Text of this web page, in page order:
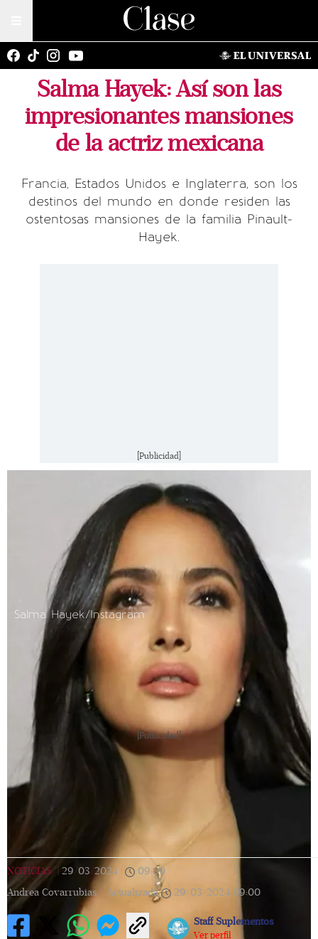
Salma Hayek: Así son las
impresionantes mansiones
de la actriz mexicana
Francia, Estados Unidos e Inglaterra, son los
destinos del mundo en donde residen las
ostentosas mansiones de la familia Pinault-
Hayek.
[Publicidad]
Salma Hayek/Instagram.
[Publicidad]
NOTICIAS 29/03/2024 09:00
Andrea Covarrubias |
Actualizada 29/03/2024 09:00
Staff Suplementos
Ver perfil